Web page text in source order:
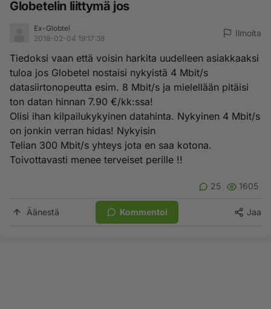
Globetelin liittymä jos
Ex-Globtel
2018-02-04 19:17:38
Ilmoita
Tiedoksi vaan että voisin harkita uudelleen asiakkaaksi
tuloa jos Globetel nostaisi nykyistä 4 Mbit/s
datasiirtonopeutta esim. 8 Mbit/s ja mielellään pitäisi
ton datan hinnan 7.90 €/kk:ssa!
Olisi ihan kilpailukykyinen datahinta. Nykyinen 4 Mbit/s
on jonkin verran hidas! Nykyisin
Telian 300 Mbit/s yhteys jota en saa kotona.
Toivottavasti menee terveiset perille !!
25 1605
Äänestä Kommentoi Jaa